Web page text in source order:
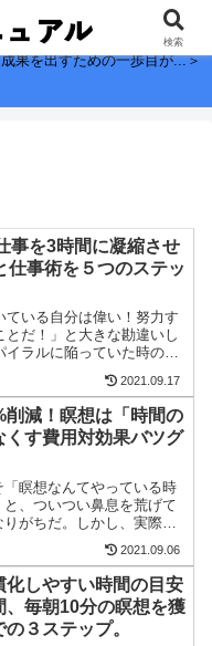
大切なこと。
果を出すための一歩目が...＞
事を3時間に凝縮させ
仕事術を５つのステッ
ている自分は偉い！努力す
とだ！」と大きな勘違いし
イラルに陥っていた時の話
うと思う。誰でもそうだと
業したり自営業やフリーラ
業主となると売上をたてる
ぱら仕事、「...
2021.09.17
削減！瞑想は「時間の
くす費用対効果バツグ
「瞑想なんてやっている時
、ついつい鼻息を荒げて
がちだ。しかし、実際は
な時間をカットしてくれ
立つツールであり、急ぐよ
分でもいいからしたほうが
用事をかたずけ...
2021.09.06
化しやすい時間の目安
、毎朝10分の瞑想を獲
３ステップ。
検索